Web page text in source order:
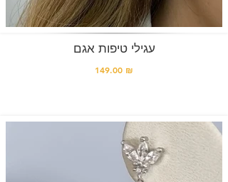
עגילי טיפות אגם
149.00 ₪